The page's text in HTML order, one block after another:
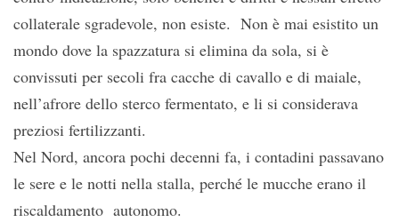
collaterale sgradevole, non esiste. Non è mai esistito un
mondo dove la spazzatura si elimina da sola, si è
convissuti per secoli fra cacche di cavallo e di maiale,
nell’afrore dello sterco fermentato, e li si considerava
preziosi fertilizzanti.
Nel Nord, ancora pochi decenni fa, i contadini passavano
le sere e le notti nella stalla, perché le mucche erano il
riscaldamento autonomo.